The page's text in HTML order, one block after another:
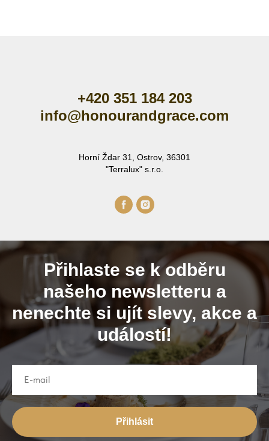
+420 351 184 203
info@honourandgrace.com
Horní Ždar 31, Ostrov, 36301
"Terralux" s.r.o.
Přihlaste se k odběru
našeho newsletteru a
nenechte si ujít slevy, akce a
událostí!
Přihlásit